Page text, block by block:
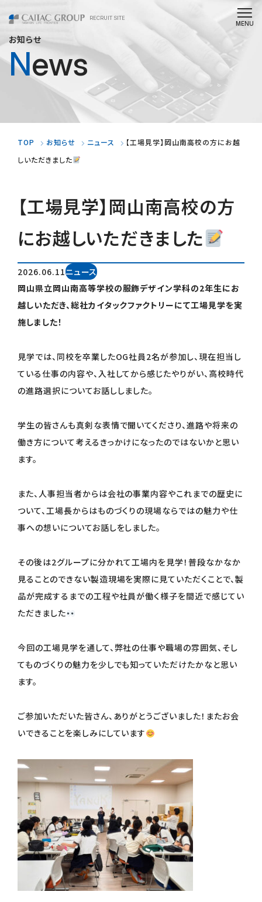
RECRUIT SITE
お知らせ
News
TOP お知らせ ニュース
【工場見学】岡山南高校の方にお越
しいただきました
【工場見学】岡山南高校の方
にお越しいただきました
2026.06.11ニュース
岡山県立岡山南高等学校の服飾デザイン学科の2年生にお
越しいただき、総社カイタックファクトリーにて工場見学を実
施しました！
見学では、同校を卒業したOG社員2名が参加し、現在担当し
ている仕事の内容や、入社してから感じたやりがい、高校時代
の進路選択についてお話ししました。
学生の皆さんも真剣な表情で聞いてくださり、進路や将来の
働き方について考えるきっかけになったのではないかと思い
ます。
また、人事担当者からは会社の事業内容やこれまでの歴史に
ついて、工場長からはものづくりの現場ならではの魅力や仕
事への想いについてお話しをしました。
その後は2グループに分かれて工場内を見学！普段なかなか
見ることのできない製造現場を実際に見ていただくことで、製
品が完成するまでの工程や社員が働く様子を間近で感じてい
ただきました
今回の工場見学を通して、弊社の仕事や職場の雰囲気、そし
てものづくりの魅力を少しでも知っていただけたかなと思い
ます。
ご参加いただいた皆さん、ありがとうございました！またお会
いできることを楽しみにしています